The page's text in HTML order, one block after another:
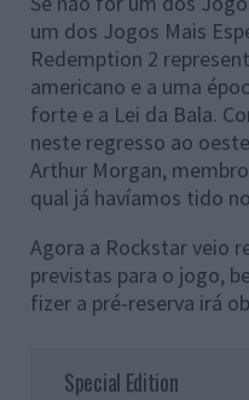
um dos Jogos Mais
Redemption 2
americano e a uma
forte e a Lei da Bala.
neste regresso ao
Arthur Morgan,
qual já havíamos tido
Agora a Rockstar veio
previstas para o jogo,
fizer a pré-reserva irá
Special Edition